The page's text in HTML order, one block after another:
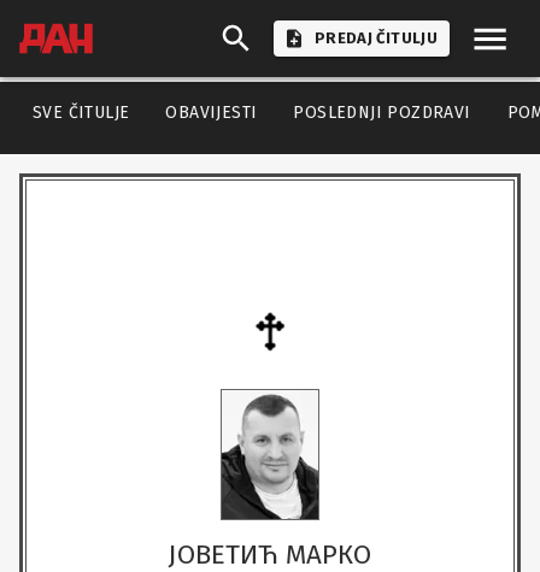
PREDAJ ČITULJU
SVE ČITULJE OBAVIJESTI POSLEDNJI POZDRAVI
ЈОВЕТИЋ МАРКО